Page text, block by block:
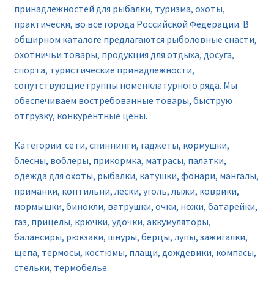
Контакты
принадлежностей для рыбалки, туризма, охоты,
практически, во все города Российской Федерации. В
обширном каталоге предлагаются рыболовные снасти,
охотничьи товары, продукция для отдыха, досуга,
спорта, туристические принадлежности,
сопутствующие группы номенклатурного ряда. Мы
обеспечиваем востребованные товары, быструю
отгрузку, конкурентные цены.
Категории: сети, спиннинги, гаджеты, кормушки,
блесны, воблеры, прикормка, матрасы, палатки,
одежда для охоты, рыбалки, катушки, фонари, мангалы,
приманки, коптильни, лески, уголь, лыжи, коврики,
мормышки, бинокли, ватрушки, очки, ножи, батарейки,
газ, прицелы, крючки, удочки, аккумуляторы,
балансиры, рюкзаки, шнуры, берцы, лупы, зажигалки,
щепа, термосы, костюмы, плащи, дождевики, компасы,
стельки, термобелье.